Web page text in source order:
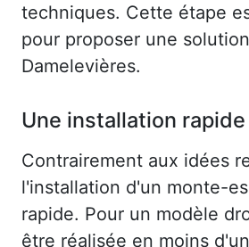
techniques. Cette étape
pour proposer une
Damelevières.
Une installation
Contrairement aux idées
l'installation d'un monte-
rapide. Pour un modèle
être réalisée en moins